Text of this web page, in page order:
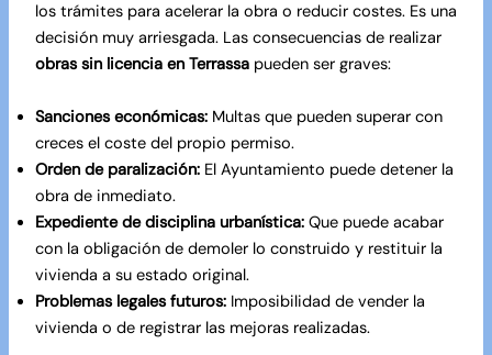
los trámites para acelerar la obra o reducir costes. Es una
decisión muy arriesgada. Las consecuencias de realizar
obras sin licencia en Terrassapueden ser graves:
Sanciones económicas:Multas que pueden superar con
creces el coste del propio permiso.
Orden de paralización:El Ayuntamiento puede detener la
obra de inmediato.
Expediente de disciplina urbanística:Que puede acabar
con la obligación de demoler lo construido y restituir la
vivienda a su estado original.
Problemas legales futuros:Imposibilidad de vender la
vivienda o de registrar las mejoras realizadas.